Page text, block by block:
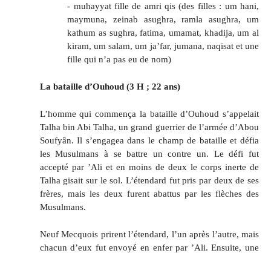
- muhayyat fille de amri qis (des filles : um hani,
maymuna, zeinab asughra, ramla asughra, um
kathum as sughra, fatima, umamat, khadija, um al
kiram, um salam, um ja’far, jumana, naqisat et une
fille qui n’a pas eu de nom)
La bataille d’Ouhoud (3 H ; 22 ans)
L’homme qui commença la bataille d’Ouhoud s’appelait
Talha bin Abi Talha, un grand guerrier de l’armée d’Abou
Soufyân. Il s’engagea dans le champ de bataille et défia
les Musulmans à se battre un contre un. Le défi fut
accepté par ’Ali et en moins de deux le corps inerte de
Talha gisait sur le sol. L’étendard fut pris par deux de ses
frères, mais les deux furent abattus par les flèches des
Musulmans.
Neuf Mecquois prirent l’étendard, l’un après l’autre, mais
chacun d’eux fut envoyé en enfer par ’Ali. Ensuite, une